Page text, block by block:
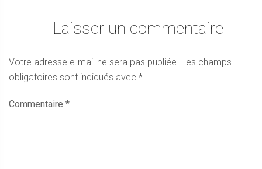
Laisser un commentaire
Votre adresse e-mail ne sera pas publiée. Les champs
obligatoires sont indiqués avec *
Commentaire *